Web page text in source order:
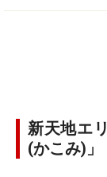
新天地エ
(かこみ)」